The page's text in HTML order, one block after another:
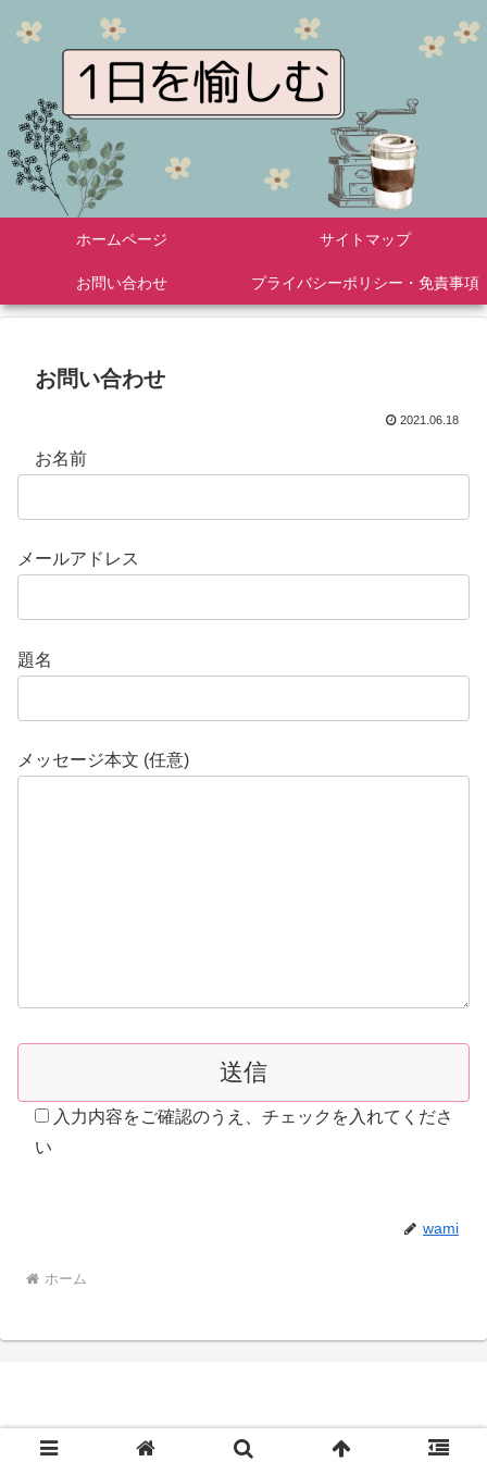
ホームページ サイトマップ
お問い合わせ プライバシーポリシー・免責事項
お問い合わせ
2021.06.18
お名前
メールアドレス
題名
メッセージ本文 (任意)
入力内容をご確認のうえ、チェックを入れてくださ
い
wami
ホーム
© 2018 一日を愉しむ.